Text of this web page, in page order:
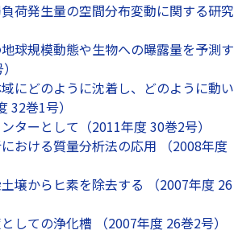
荷発生量の空間分布変動に関する研究
球規模動態や生物への曝露量を予測す
にどのように沈着し、どのように動い
32巻1号）
ターとして（2011年度 30巻2号）
おける質量分析法の応用 （2008年度
壌からヒ素を除去する （2007年度 26
しての浄化槽 （2007年度 26巻2号）